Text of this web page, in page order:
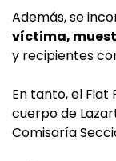
Además, se
víctima,
y recipientes
En tanto, el
cuerpo de
Comisaría